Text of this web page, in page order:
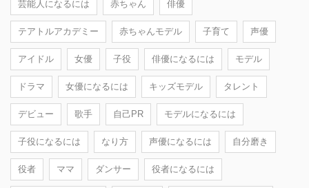
芸能人になるには 赤ちゃん 俳優
テアトルアカデミー 赤ちゃんモデル 子育て 声優
アイドル 女優 子役 俳優になるには モデル
ドラマ 女優になるには キッズモデル タレント
デビュー 歌手 自己PR モデルになるには
子役になるには なり方 声優になるには 自分磨き
役者 ママ ダンサー 役者になるには